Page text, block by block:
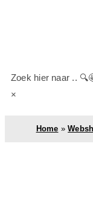
Zoek hier naar ..
×
Home »